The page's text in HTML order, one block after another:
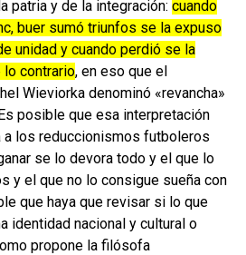
patria y de la integración: cuando
buer sumó triunfos se la expuso
unidad y cuando perdió se la
contrario, en eso que el
Wieviorka denominó «revancha»
posible que esa interpretación
los reduccionismos futboleros
se lo devora todo y el que lo
y el que no lo consigue sueña con
que haya que revisar si lo que
identidad nacional y cultural o
propone la filósofa